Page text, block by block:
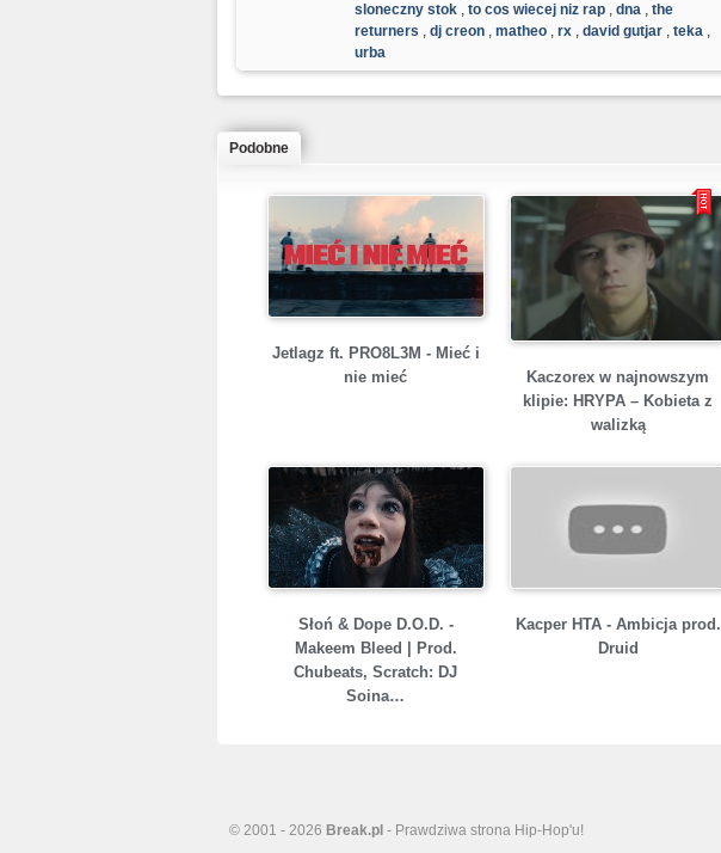
sloneczny stok , to cos wiecej niz rap , dna , the
returners , dj creon , matheo , rx , david gutjar , teka ,
urba
Podobne
Jetlagz ft. PRO8L3M - Mieć i
nie mieć
Kaczorex w najnowszym
klipie: HRYPA – Kobieta z
walizką
Słoń & Dope D.O.D. -
Makeem Bleed | Prod.
Chubeats, Scratch: DJ
Soina…
Kacper HTA - Ambicja prod.
Druid
© 2001 - 2026 Break.pl - Prawdziwa strona Hip-Hop'u!